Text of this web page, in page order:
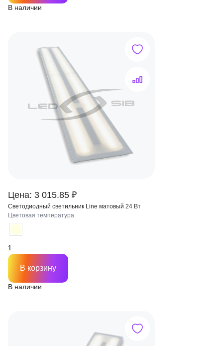
В наличии
Цена: 3 015.85 ₽
Светодиодный светильник Line матовый 24 Вт
В наличии
Цветовая температура
В корзину